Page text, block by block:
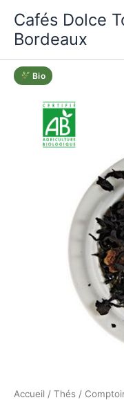
contenu
Cafés Dolce
Bordeaux
Bio
Accueil / Thés /